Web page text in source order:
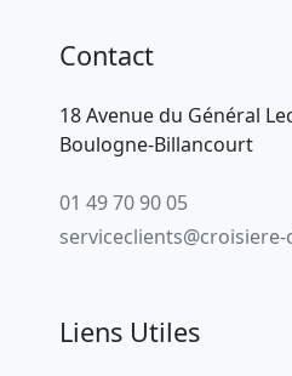
Contact
18 Avenue du Général
Boulogne-Billancourt
01 49 70 90 05
Liens Utiles